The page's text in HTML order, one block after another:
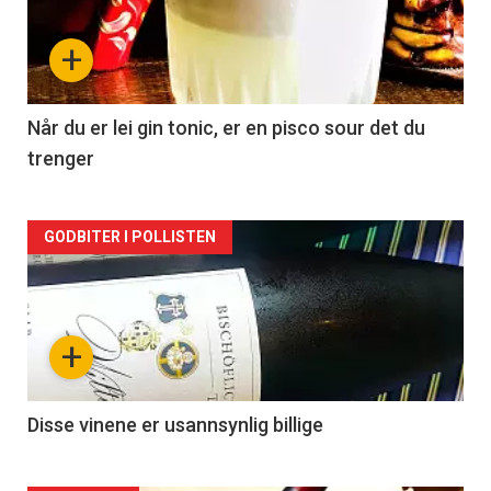
nå
-
2
+
Når du er lei gin tonic, er en pisco sour det du
trenger
Forsiden
akkurat
nå
3
+
GODBITER I POLLISTEN
Disse vinene er usannsynlig billige